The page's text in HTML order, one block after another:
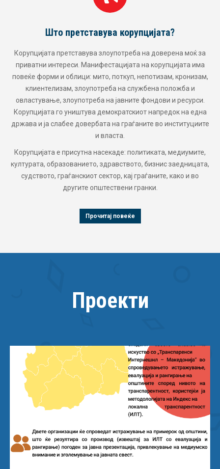
Што претставува корупцијата?
Корупцијата претставува злоупотреба на доверена моќ за
приватни интереси. Манифестацијата на корупцијата има
повеќе форми и облици: мито, поткуп, непотизам, кронизам,
клиентелизам, злоупотреба на службена положба и
овластување, злоупотреба на јавните фондови и ресурси.
Корупцијата го уништува демократскиот напредок на една
држава и ја слабее довербата на граѓаните во институциите
и власта.
Корупцијата е присутна насекаде: политиката, медиумите,
културата, образованието, здравството, бизнис заедницата,
судството, граѓанскиот сектор, кај граѓаните, како и во
другите општествени гранки.
Прочитај повеќе
Проекти